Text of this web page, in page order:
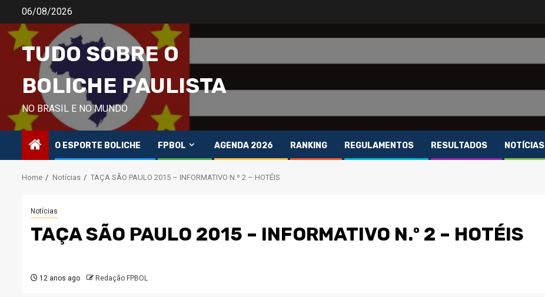
content
06/08/2026
TUDO SOBRE O
BOLICHE PAULISTA
NO BRASIL E NO MUNDO
O ESPORTE BOLICHE FPBOL AGENDA 2026 RANKING REGULAMENTOS RESULTADOS NOTÍCIAS
Home Notícias TAÇA SÃO PAULO 2015 – INFORMATIVO N.º 2 – HOTÉIS
Notícias
TAÇA SÃO PAULO 2015 – INFORMATIVO N.º 2 – HOTÉIS
12 anos ago Redação FPBOL